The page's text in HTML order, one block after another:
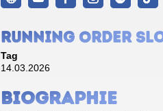
Running Order
Tag
14.03.2026
Biographie